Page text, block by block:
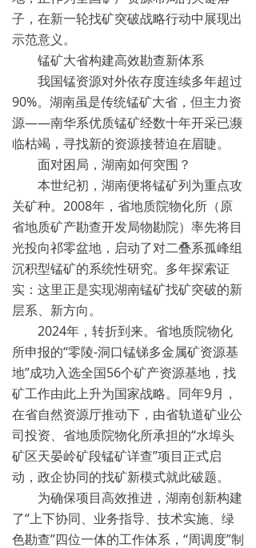
子，在新一轮找矿突破战略行动中展现出
示范意义。
锰矿大省构建高效勘查新体系
我国锰资源对外依存度连续多年超过
90%。湖南虽是传统锰矿大省，但主力资
源——南华系优质锰矿经数十年开采已濒
临枯竭，寻找新的资源接替迫在眉睫。
面对困局，湖南如何突围？
本世纪初，湖南便将锰矿列为重点攻
关矿种。2008年，省地质院物化所（原
省地质矿产勘查开发局物勘院）率先将目
光投向祁零盆地，启动了对二叠系孤峰组
沉积型锰矿的系统性研究。多年探索证
实：这里正是实现湖南锰矿找矿突破的新
层系、新方向。
2024年，转折到来。省地质院物化
所申报的“零陵-洞口锰锑多金属矿资源基
地”成功入选全国56个矿产资源基地，找
矿工作由此上升为国家战略。同年9月，
在省自然资源厅推动下，由省轨道矿业公
司投资、省地质院物化所承担的“水埠头
矿区天晏岭矿段锰矿详查”项目正式启
动，政企协同的找矿新模式就此破题。
为确保项目高效推进，湖南创新构建
了“上下协同、业务指导、技术实施、绿
色勘查”四位一体的工作体系，“周调度”制